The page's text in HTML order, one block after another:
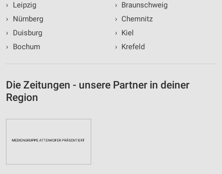
›
Leipzig
›
Nürnberg
›
Duisburg
›
Bochum
› Braunschweig
› Chemnitz
› Kiel
› Krefeld
Die Zeitungen - unsere Partner in deiner
Region